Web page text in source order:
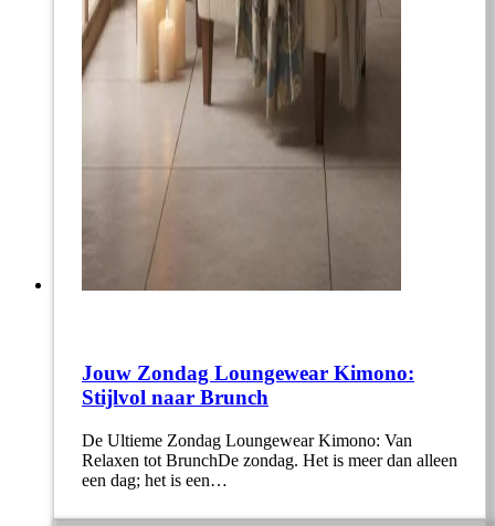
Jouw Zondag Loungewear Kimono:
Stijlvol naar Brunch
De Ultieme Zondag Loungewear Kimono: Van
Relaxen tot BrunchDe zondag. Het is meer dan alleen
een dag; het is een…